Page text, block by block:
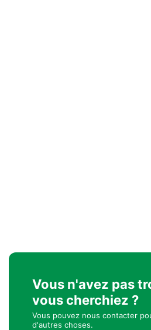
Vous n'avez pas
vous cherchiez ?
Vous pouvez nous contacter
d'autres choses.